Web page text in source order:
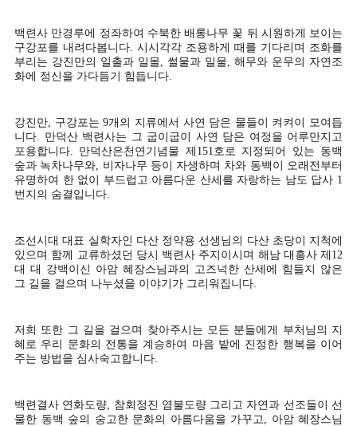
백련사 만경루에 정좌하여 수북한 배롱나무 꽃 뒤 시원하게 보이는
구강포를 내려다봅니다. 시시각각 조용하게 때를 기다리며 조화를
부리는 강진만의 일출과 일몰, 썰물과 밀물, 해무와 운무의 자연조
화에 정신을 가다듬기 힘듭니다.
강진만, 구강포는9개의 지류에서 사연 담은 물들이 켜켜이 모여듭
니다. 만덕산 백련사는 그 굽이굽이 사연 담은 여정을 어루만지고
포용합니다. 만덕산은천연기념물 제 151호로 지정되어 있는 동백
숲과 녹차나무와, 비자나무 등이 자생하며 차와 동백이 오래전부터
유명하여 한 없이 부드럽고 아름다운 산세를 자랑하는 남도 답사 1
번지의 숨결입니다.
조선시대 대표 실학자인 다산 정약용 선생님의 다산 초당이 지척에
있으며 함께 교류하셨던 당시 백련사 주지이시며 해남 대흥사 제 12
대 대 강백이신 아암 혜장스님과의 고즈넉한 산세에 힘들지 않은
그 길을 걸으며 나누셨을 이야기가 그리워집니다.
저희 또한 그 길을 걸으며 찾아주시는 모든 분들에게 부처님의 지
혜로 우리 문화의 전통을 계승하여 마음 밭에 진정한 행복을 이어
주는 방법을 심사숙고합니다.
백련결사 연화도량, 참회정진 염불도량 그리고 자연과 선조들이 선
물한 동백 숲의 숭고한 문화의 아름다움을 가꾸고, 아암 혜장스님